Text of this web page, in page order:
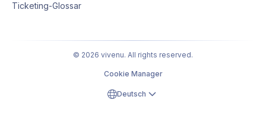
Ticketing-Glossar
© 2026 vivenu. All rights reserved.
Cookie Manager
Deutsch